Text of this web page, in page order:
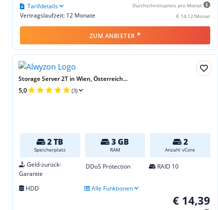
Durchschnittspreis pro Monat
€ 14,12/Monat
Vertragslaufzeit: 12 Monate
Tarifdetails
ZUM ANBIETER *
Storage Server 2T in Wien, Österreich...
5,0 (3)
2 TB
Speicherplatz
3 GB
RAM
2
Anzahl vCore
Geld-zurück-
Garantie
DDoS Protection RAID 10
HDD Alle Funktionen
€ 14,39